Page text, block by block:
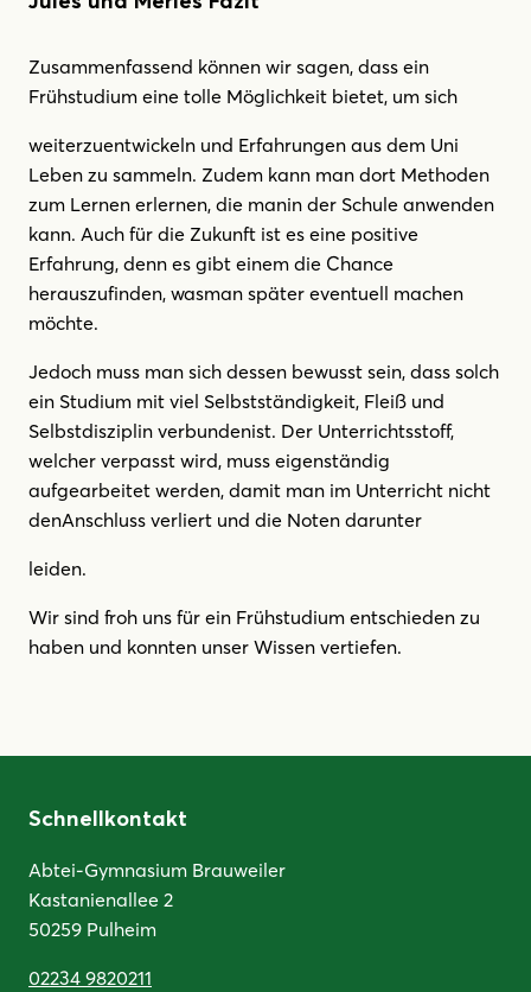
Zusammenfassend können wir sagen, dass ein
Frühstudium eine tolle Möglichkeit bietet, um sich
weiterzuentwickeln und Erfahrungen aus dem Uni
Leben zu sammeln. Zudem kann man dort Methoden
zum Lernen erlernen, die manin der Schule anwenden
kann. Auch für die Zukunft ist es eine positive
Erfahrung, denn es gibt einem die Chance
herauszufinden, wasman später eventuell machen
möchte.
Jedoch muss man sich dessen bewusst sein, dass solch
ein Studium mit viel Selbstständigkeit, Fleiß und
Selbstdisziplin verbundenist. Der Unterrichtsstoff,
welcher verpasst wird, muss eigenständig
aufgearbeitet werden, damit man im Unterricht nicht
denAnschluss verliert und die Noten darunter
leiden.
Wir sind froh uns für ein Frühstudium entschieden zu
haben und konnten unser Wissen vertiefen.
Schnellkontakt
Abtei-Gymnasium Brauweiler
Kastanienallee 2
50259 Pulheim
02234 9820211